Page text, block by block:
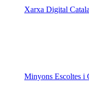
Xarxa Digital
Minyons Escoltes i